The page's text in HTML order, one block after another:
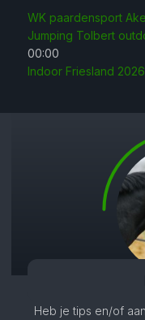
Heb je tips en/of
WK paardensport
Jumping Tolbert
00:00
Indoor Friesland 2026